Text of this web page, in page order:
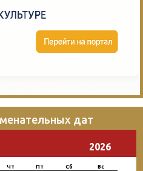
дат
2026
Чт Пт Сб Вс